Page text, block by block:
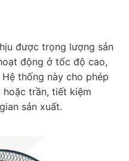
được trọng lượng sản
động ở tốc độ cao,
thống này cho phép
trần, tiết kiệm
sản xuất.